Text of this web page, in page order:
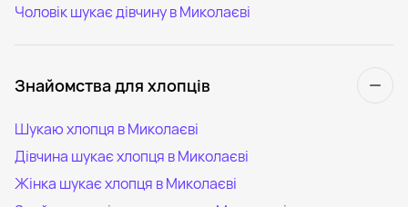
Чоловік шукає дівчину в Миколаєві
Знайомства для хлопців
Шукаю хлопця в Миколаєві
Дівчина шукає хлопця в Миколаєві
Жінка шукає хлопця в Миколаєві